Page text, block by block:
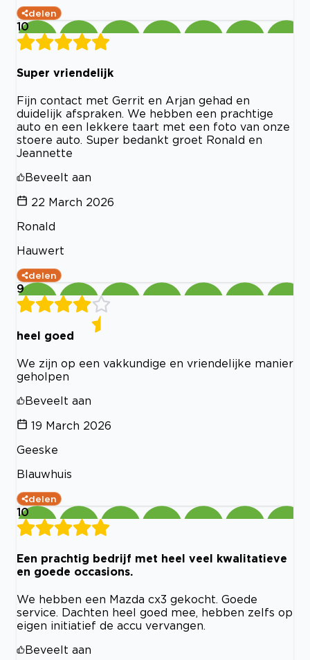
delen
10
Super vriendelijk
Fijn contact met Gerrit en Arjan gehad en
duidelijk afspraken. We hebben een prachtige
auto en een lekkere taart met een foto van onze
stoere auto. Super bedankt groet Ronald en
Jeannette
Beveelt aan
22 March 2026
Ronald
Hauwert
delen
9
heel goed
We zijn op een vakkundige en vriendelijke manier
geholpen
Beveelt aan
19 March 2026
Geeske
Blauwhuis
delen
10
Een prachtig bedrijf met heel veel kwalitatieve
en goede occasions.
We hebben een Mazda cx3 gekocht. Goede
service. Dachten heel goed mee, hebben zelfs op
eigen initiatief de accu vervangen.
Beveelt aan